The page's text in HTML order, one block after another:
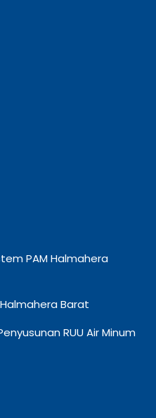
PAM Halmahera
Barat
RUU Air Minum